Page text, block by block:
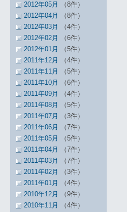
2012年05月
（8件）
2012年04月
（8件）
2012年03月
（4件）
2012年02月
（6件）
2012年01月
（5件）
2011年12月
（4件）
2011年11月
（5件）
2011年10月
（6件）
2011年09月
（4件）
2011年08月
（5件）
2011年07月
（3件）
2011年06月
（7件）
2011年05月
（5件）
2011年04月
（7件）
2011年03月
（7件）
2011年02月
（3件）
2011年01月
（4件）
2010年12月
（9件）
2010年11月
（4件）